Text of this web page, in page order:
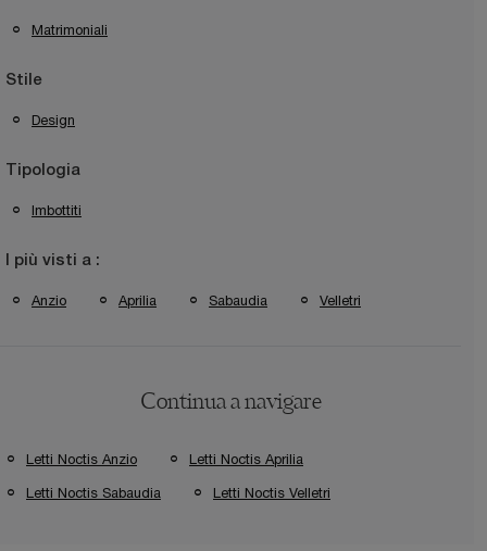
Matrimoniali
Stile
Design
Tipologia
Imbottiti
I più visti a :
Anzio Aprilia Sabaudia Velletri
Continua a navigare
Letti Noctis Anzio Letti Noctis Aprilia
Letti Noctis Sabaudia Letti Noctis Velletri